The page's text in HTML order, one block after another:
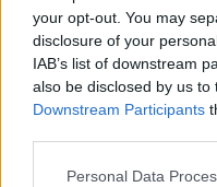
your opt-out. You may
disclosure of your
IAB’s list of downstream
also be disclosed by us to
Downstream Participants
Please note that this
Personal Data
gyakorlattól
viszonylag kis
plakát műfaj,
régi plakátot
számára elérhető
egy kedvenc film
aukciós kiállítás